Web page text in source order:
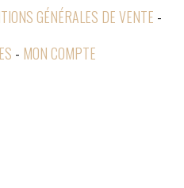
GÉNÉRALES DE VENTE
MON COMPTE